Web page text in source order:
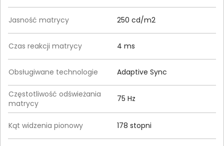
Jasność matrycy 250 cd/m2
Czas reakcji matrycy 4 ms
Obsługiwane technologie Adaptive Sync
Częstotliwość odświeżania
matrycy
75 Hz
Kąt widzenia pionowy 178 stopni